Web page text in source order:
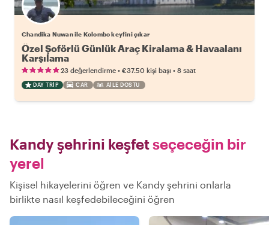
Chandika Nuwan ile Kolombo keyfini çıkar
Özel Şoförlü Günlük Araç Kiralama & Havaalanı
Karşılama
23 değerlendirme • €37.50 kişi başı • 8 saat
DAY TRIP CAR AILE DOSTU
Kandy şehrini keşfetseçeceğin bir
yerel
Kişisel hikayelerini öğren ve Kandy şehrini onlarla
birlikte nasıl keşfedebileceğini öğren